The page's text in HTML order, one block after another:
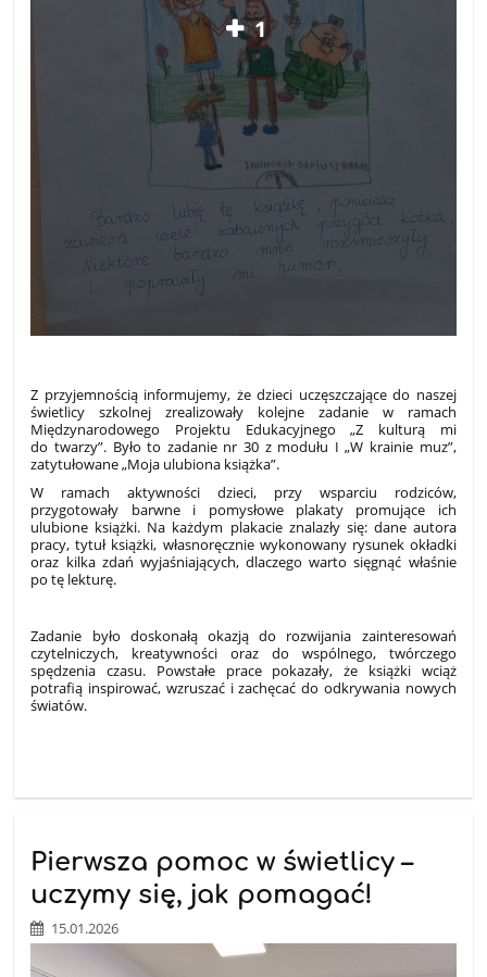
1
Z przyjemnością informujemy, że dzieci uczęszczające do naszej
świetlicy szkolnej zrealizowały kolejne zadanie w ramach
Międzynarodowego Projektu Edukacyjnego „Z kulturą mi
do twarzy”. Było to zadanie nr 30 z modułu I „W krainie muz”,
zatytułowane „Moja ulubiona książka”.
W ramach aktywności dzieci, przy wsparciu rodziców,
przygotowały barwne i pomysłowe plakaty promujące ich
ulubione książki. Na każdym plakacie znalazły się: dane autora
pracy, tytuł książki, własnoręcznie wykonowany rysunek okładki
oraz kilka zdań wyjaśniających, dlaczego warto sięgnąć właśnie
po tę lekturę.
Zadanie było doskonałą okazją do rozwijania zainteresowań
czytelniczych, kreatywności oraz do wspólnego, twórczego
spędzenia czasu. Powstałe prace pokazały, że książki wciąż
potrafią inspirować, wzruszać i zachęcać do odkrywania nowych
światów.
Pierwsza pomoc w świetlicy –
uczymy się, jak pomagać!
15.01.2026